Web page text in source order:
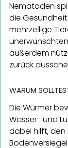
Nematoden
die
mehrzellige
außerdem
zurück
WARUM
Die Würmer
Wasser- und
dabei hilft, den